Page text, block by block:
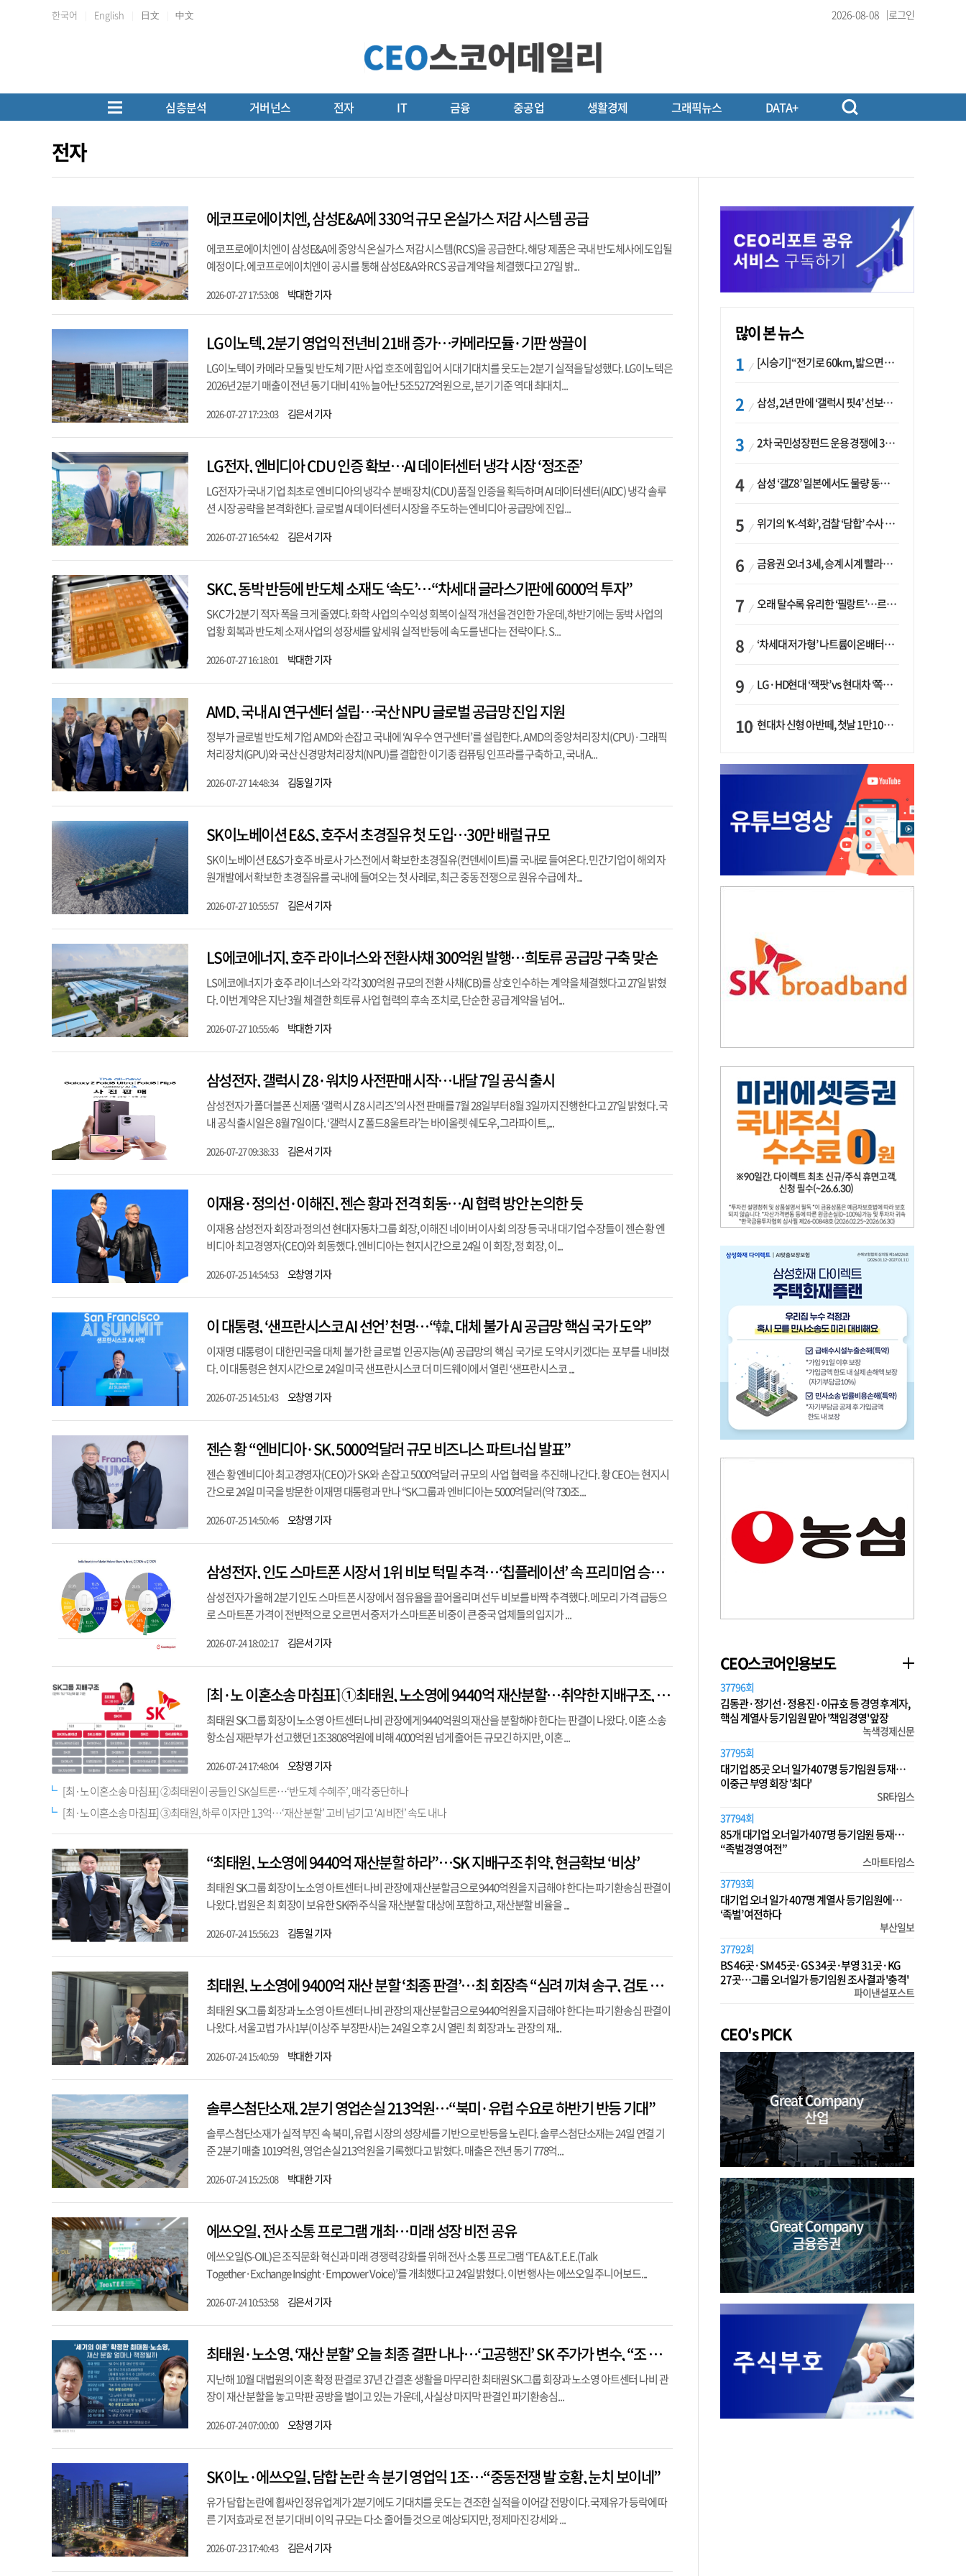
한국어 English 日文 中文 2026-08-08 로그인
심층분석 거버넌스 전자 IT 금융 중공업 생활경제 그래픽뉴스 DATA+
전자
에코프로에이치엔, 삼성E&A에 330억 규모 온실가스 저감 시스템 공급
에코프로에이치엔이 삼성E&A에 중앙식 온실가스 저감 시스템(RCS)을 공급한다. 해당 제품은 국내 반도체사에 도입될
예정이다. 에코프로에이치엔이 공시를 통해 삼성E&A와 RCS 공급 계약을 체결했다고 27일 밝...
2026-07-27 17:53:08 박대한 기자
LG이노텍, 2분기 영업익 전년비 21배 증가…카메라모듈·기판 쌍끌이
LG이노텍이 카메라 모듈 및 반도체 기판 사업 호조에 힘입어 시대 기대치를 웃도는 2분기 실적을 달성했다. LG이노텍은
2026년 2분기 매출이 전년 동기 대비 41% 늘어난 5조5272억원으로, 분기 기준 역대 최대치...
2026-07-27 17:23:03 김은서 기자
LG전자, 엔비디아 CDU 인증 확보…AI 데이터센터 냉각 시장 ‘정조준’
LG전자가 국내 기업 최초로 엔비디아의 냉각수 분배 장치(CDU) 품질 인증을 획득하며 AI 데이터센터(AIDC) 냉각 솔루
션 시장 공략을 본격화한다. 글로벌 AI 데이터센터 시장을 주도하는 엔비디아 공급망에 진입...
2026-07-27 16:54:42 김은서 기자
SKC, 동박 반등에 반도체 소재도 ‘속도’…“차세대 글라스기판에 6000억 투자”
SKC가 2분기 적자 폭을 크게 줄였다. 화학 사업의 수익성 회복이 실적 개선을 견인한 가운데, 하반기에는 동박 사업의
업황 회복과 반도체 소재 사업의 성장세를 앞세워 실적 반등에 속도를 낸다는 전략이다. S...
2026-07-27 16:18:01 박대한 기자
AMD, 국내 AI 연구센터 설립…국산 NPU 글로벌 공급망 진입 지원
정부가 글로벌 반도체 기업 AMD와 손잡고 국내에 ‘AI 우수 연구센터’를 설립한다. AMD의 중앙처리장치(CPU)·그래픽
처리장치(GPU)와 국산 신경망처리장치(NPU)를 결합한 이기종 컴퓨팅 인프라를 구축하고, 국내 A...
2026-07-27 14:48:34 김동일 기자
SK이노베이션 E&S, 호주서 초경질유 첫 도입…30만 배럴 규모
SK이노베이션 E&S가 호주 바로사 가스전에서 확보한 초경질유(컨덴세이트)를 국내로 들여온다. 민간기업이 해외 자
원개발에서 확보한 초경질유를 국내에 들여오는 첫 사례로, 최근 중동 전쟁으로 원유 수급에 차...
2026-07-27 10:55:57 김은서 기자
LS에코에너지, 호주 라이너스와 전환사채 300억원 발행…희토류 공급망 구축 맞손
LS에코에너지가 호주 라이너스와 각각 300억원 규모의 전환 사채(CB)를 상호 인수하는 계약을 체결했다고 27일 밝혔
다. 이번 계약은 지난 3월 체결한 희토류 사업 협력의 후속 조치로, 단순한 공급 계약을 넘어...
2026-07-27 10:55:46 박대한 기자
삼성전자, 갤럭시 Z8·워치9 사전판매 시작…내달 7일 공식 출시
삼성전자가 폴더블폰 신제품 ‘갤럭시 Z 8 시리즈’의 사전 판매를 7월 28일부터 8월 3일까지 진행한다고 27일 밝혔다. 국
내 공식 출시일은 8월 7일이다. ‘갤럭시 Z 폴드8 울트라’는 바이올렛 쉐도우, 그라파이트,...
2026-07-27 09:38:33 김은서 기자
이재용·정의선·이해진, 젠슨 황과 전격 회동…AI 협력 방안 논의한 듯
이재용 삼성전자 회장과 정의선 현대자동차그룹 회장, 이해진 네이버 이사회 의장 등 국내 대기업 수장들이 젠슨 황 엔
비디아 최고경영자(CEO)와 회동했다. 엔비디아는 현지시간으로 24일 이 회장, 정 회장, 이...
2026-07-25 14:54:53 오창영 기자
이 대통령, ‘샌프란시스코 AI 선언’ 천명…“韓, 대체 불가 AI 공급망 핵심 국가 도약”
이재명 대통령이 대한민국을 대체 불가한 글로벌 인공지능(AI) 공급망의 핵심 국가로 도약시키겠다는 포부를 내비쳤
다. 이 대통령은 현지시간으로 24일 미국 샌프란시스코 더 미드웨이에서 열린 ‘샌프란시스코 ...
2026-07-25 14:51:43 오창영 기자
젠슨 황 “엔비디아·SK, 5000억달러 규모 비즈니스 파트너십 발표”
젠슨 황 엔비디아 최고경영자(CEO)가 SK와 손잡고 5000억달러 규모의 사업 협력을 추진해 나간다. 황 CEO는 현지시
간으로 24일 미국을 방문한 이재명 대통령과 만나 “SK그룹과 엔비디아는 5000억달러(약 730조...
2026-07-25 14:50:46 오창영 기자
삼성전자, 인도 스마트폰 시장서 1위 비보 턱밑 추격…‘칩플레이션’ 속 프리미엄 승부수
삼성전자가 올해 2분기 인도 스마트폰 시장에서 점유율을 끌어올리며 선두 비보를 바짝 추격했다. 메모리 가격 급등으
로 스마트폰 가격이 전반적으로 오르면서 중저가 스마트폰 비중이 큰 중국 업체들의 입지가 ...
2026-07-24 18:02:17 김은서 기자
[최·노 이혼소송 마침표] ①최태원, 노소영에 9440억 재산분할…취약한 지배구조, SK실트론 매각 서두르나
최태원 SK그룹 회장이 노소영 아트센터 나비 관장에게 9440억원의 재산을 분할해야 한다는 판결이 나왔다. 이혼 소송
항소심 재판부가 선고했던 1조3808억원에 비해 4000억원 넘게 줄어든 규모긴 하지만, 이혼 ...
2026-07-24 17:48:04 오창영 기자
[최·노 이혼소송 마침표] ②최태원이 공들인 SK실트론…‘반도체 수혜주’, 매각 중단하나
[최·노 이혼소송 마침표] ③최태원, 하루 이자만 1.3억…‘재산 분할’ 고비 넘기고 ‘AI 비전’ 속도 내나
“최태원, 노소영에 9440억 재산분할 하라”…SK 지배구조 취약, 현금확보 ‘비상’
최태원 SK그룹 회장이 노소영 아트센터 나비 관장에 재산분할금으로 9440억원을 지급해야 한다는 파기환송심 판결이
나왔다. 법원은 최 회장이 보유한 SK㈜ 주식을 재산분할 대상에 포함하고, 재산분할 비율을 ...
2026-07-24 15:56:23 김동일 기자
최태원, 노소영에 9400억 재산 분할 ‘최종 판결’…최 회장측 “심려 끼쳐 송구, 검토 후 입장 밝힐 것”
최태원 SK그룹 회장과 노소영 아트센터 나비 관장의 재산분할금으로 9440억원을 지급해야 한다는 파기환송심 판결이
나왔다. 서울고법 가사1부(이상주 부장판사)는 24일 오후 2시 열린 최 회장과 노 관장의 재...
2026-07-24 15:40:59 박대한 기자
솔루스첨단소재, 2분기 영업손실 213억원…“북미·유럽 수요로 하반기 반등 기대”
솔루스첨단소재가 실적 부진 속 북미, 유럽 시장의 성장세를 기반으로 반등을 노린다. 솔루스첨단소재는 24일 연결 기
준 2분기 매출 1019억원, 영업손실 213억원을 기록했다고 밝혔다. 매출은 전년 동기 778억...
2026-07-24 15:25:08 박대한 기자
에쓰오일, 전사 소통 프로그램 개최…미래 성장 비전 공유
에쓰오일(S-OIL)은 조직문화 혁신과 미래 경쟁력 강화를 위해 전사 소통 프로그램 ‘TEA & T.E.E.(Talk
Together·Exchange Insight·Empower Voice)’를 개최했다고 24일 밝혔다. 이번 행사는 에쓰오일 주니어보드...
2026-07-24 10:53:58 김은서 기자
최태원·노소영, ‘재산 분할’ 오늘 최종 결판 나나…‘고공행진’ SK 주가가 변수, “조 단위 넘나”
지난해 10월 대법원의 이혼 확정 판결로 37년 간 결혼 생활을 마무리한 최태원 SK그룹 회장과 노소영 아트센터 나비 관
장이 재산 분할을 놓고 막판 공방을 벌이고 있는 가운데, 사실상 마지막 판결인 파기환송심...
2026-07-24 07:00:00 오창영 기자
SK이노·에쓰오일, 담합 논란 속 분기 영업익 1조…“중동전쟁 발 호황, 눈치 보이네”
유가 담합 논란에 휩싸인 정유업계가 2분기에도 기대치를 웃도는 견조한 실적을 이어갈 전망이다. 국제유가 등락에 따
른 기저효과로 전 분기 대비 이익 규모는 다소 줄어들 것으로 예상되지만, 정제마진 강세와 ...
2026-07-23 17:40:43 김은서 기자
많이 본 뉴스
[시승기] “전기로 60km, 밟으면 462마력”…볼보 XC60 T8의 두 얼굴
삼성, 2년 만에 ‘갤럭시 핏4’ 선보이나…웨어러블 생태계 확장 ‘시동’
2차 국민성장펀드 운용 경쟁에 33개사 몰렸다…신한·하나 등 새 얼굴 대거 합류
삼성 ‘갤Z8’ 일본에서도 물량 동났다…애플 참전 앞두고 선두 수성 ‘시험대’
위기의 ‘K-석화’, 검찰 ‘담합’ 수사 착수…“LG·한화·롯데 등 7개 업체, 8개 제품 가격 담합”
금융권 오너 3세, 승계 시계 빨라지나…한국투자 ‘속도’·미래에셋·메리츠는 ‘거리두기’
오래 탈수록 유리한 ‘필랑트’…르노코리아, 5년 뒤 잔존가치 53% 보장
‘차세대 저가형’ 나트륨이온배터리 시대 오나…LG화학·에코프로, 상용화 속도낸다
LG·HD현대 ‘잭팟’ vs 현대차 ‘쪽박’…글로벌 사모펀드, 韓 대기업 투자 ‘희비’
현대차 신형 아반떼, 첫날 1만1094대 계약…역대 최고치 경신
CEO스코어인용보도
37796회
김동관·정기선·정용진·이규호 등 경영 후계자,
핵심 계열사 등기임원 맡아 '책임경영' 앞장
녹색경제신문
37795회
대기업 85곳 오너 일가 407명 등기임원 등재…
이중근 부영 회장 '최다'
SR타임스
37794회
85개 대기업 오너일가 407명 등기임원 등재…
“족벌경영 여전”
스마트타임스
37793회
대기업 오너 일가 407명 계열사 등기임원에…
‘족벌’ 여전하다
부산일보
37792회
BS 46곳·SM 45곳·GS 34곳·부영 31곳·KG
27곳…그룹 오너일가 등기임원 조사결과 '충격'
파이낸셜포스트
CEO's PICK